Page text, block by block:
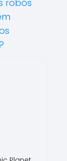
robôs